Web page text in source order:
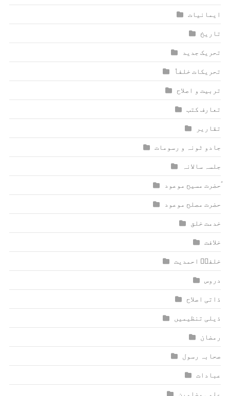
ایمانیات
تاریخ
تحریک جدید
تحریکات خلفاٗ
تربیت و اصلاح
تعارف کتب
تقاریر
جادو ٹونہ و رسومات
جلسہ سالانہ
ٰؑحضرت مسیح موعود
حضرت مصلح موعود
خدمت خلق
خلافت
خلفاؑ احمدیت
دروس
ذاتی اصلاح
ذیلی تنظیمیں
رمضان
صحابہ رسول
عبادات
علمی مضامین